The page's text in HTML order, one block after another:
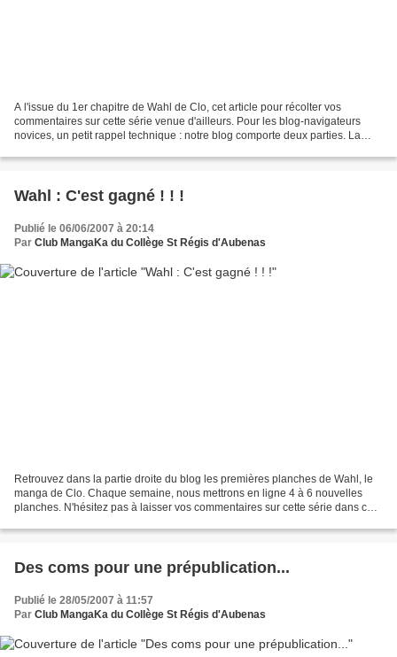
A l'issue du 1er chapitre de Wahl de Clo, cet article pour récolter vos
commentaires sur cette série venue d'ailleurs. Pour les blog-navigateurs
novices, un petit rappel technique : notre blog comporte deux parties. La
Wahl : C'est gagné ! ! !
Publié le 06/06/2007 à 20:14
Par Club MangaKa du Collège St Régis d'Aubenas
Retrouvez dans la partie droite du blog les premières planches de Wahl, le
manga de Clo. Chaque semaine, nous mettrons en ligne 4 à 6 nouvelles
planches. N'hésitez pas à laisser vos commentaires sur cette série dans cet
Des coms pour une prépublication...
Publié le 28/05/2007 à 11:57
Par Club MangaKa du Collège St Régis d'Aubenas